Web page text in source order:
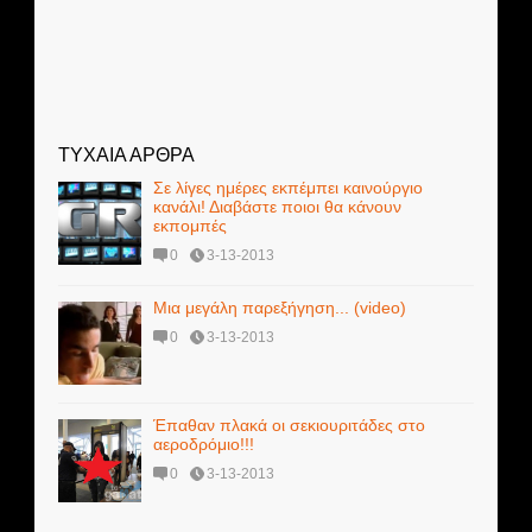
ΤΥΧΑΙΑ ΑΡΘΡΑ
Σε λίγες ημέρες εκπέμπει καινούργιο
κανάλι! Διαβάστε ποιοι θα κάνουν
εκπομπές
0 3-13-2013
Μια μεγάλη παρεξήγηση... (video)
0 3-13-2013
Έπαθαν πλακά οι σεκιουριτάδες στο
αεροδρόμιο!!!
0 3-13-2013